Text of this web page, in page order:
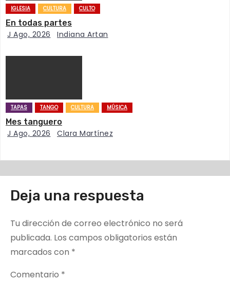
t
a
a
s
IGLESIA CULTURA CULTO
En todas partes
J Ago, 2026 Indiana Artan
TAPAS TANGO CULTURA MÚSICA
Mes tanguero
J Ago, 2026 Clara Martínez
Deja una respuesta
Tu dirección de correo electrónico no será
publicada. Los campos obligatorios están
marcados con *
Comentario *